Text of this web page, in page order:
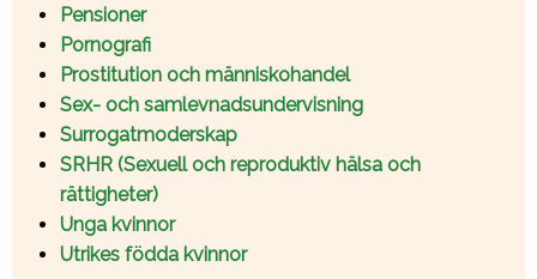
Pensioner
Pornografi
Prostitution och människohandel
Sex- och samlevnadsundervisning
Surrogatmoderskap
SRHR (Sexuell och reproduktiv hälsa och
rättigheter)
Unga kvinnor
Utrikes födda kvinnor